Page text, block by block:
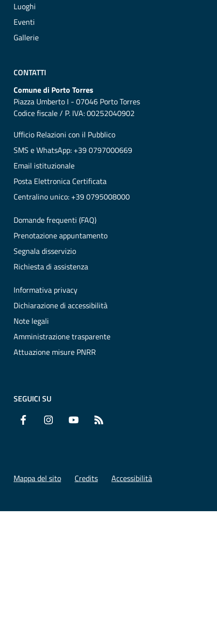
Luoghi
Eventi
Gallerie
CONTATTI
Comune di Porto Torres
Piazza Umberto I - 07046 Porto Torres
Codice fiscale / P. IVA: 00252040902
Ufficio Relazioni con il Pubblico
SMS e WhatsApp: +39 0797000669
Email istituzionale
Posta Elettronica Certificata
Centralino unico: +39 0795008000
Domande frequenti (FAQ)
Prenotazione appuntamento
Segnala disservizio
Richiesta di assistenza
Informativa privacy
Dichiarazione di accessibilità
Note legali
Amministrazione trasparente
Attuazione misure PNRR
SEGUICI SU
Facebook Instagram YouTube
Mappa del sito Credits Accessibilità